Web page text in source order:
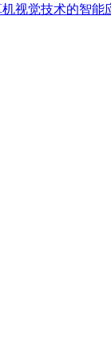
视觉技术的智能